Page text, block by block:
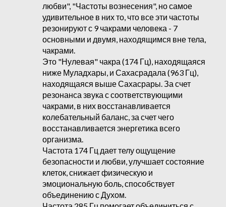
любви", "Частоты вознесения", но самое
удивительное в них то, что все эти частоты
резонируют с 9 чакрами человека - 7
основными и двумя, находящимся вне тела,
чакрами.
Это "Нулевая" чакра (174 Гц), находящаяся
ниже Муладхары, и Сахасрадала (963 Гц),
находящаяся выше Сахасрары. За счет
резонанса звука с соответствующими
чакрами, в них восстанавливается
колебательный баланс, за счет чего
восстанавливается энергетика всего
организма.
Частота 174 Гц дает телу ощущение
безопасности и любви, улучшает состояние
клеток, снижает физическую и
эмоциональную боль, способствует
объединению с Духом.